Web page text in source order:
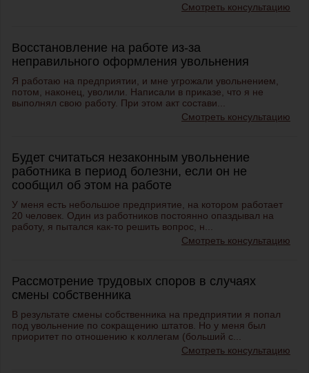
Смотреть консультацию
Восстановление на работе из-за
неправильного оформления увольнения
Я работаю на предприятии, и мне угрожали увольнением,
потом, наконец, уволили. Написали в приказе, что я не
выполнял свою работу. При этом акт состави...
Смотреть консультацию
Будет считаться незаконным увольнение
работника в период болезни, если он не
сообщил об этом на работе
У меня есть небольшое предприятие, на котором работает
20 человек. Один из работников постоянно опаздывал на
работу, я пытался как-то решить вопрос, н...
Смотреть консультацию
Рассмотрение трудовых споров в случаях
смены собственника
В результате смены собственника на предприятии я попал
под увольнение по сокращению штатов. Но у меня был
приоритет по отношению к коллегам (больший с...
Смотреть консультацию